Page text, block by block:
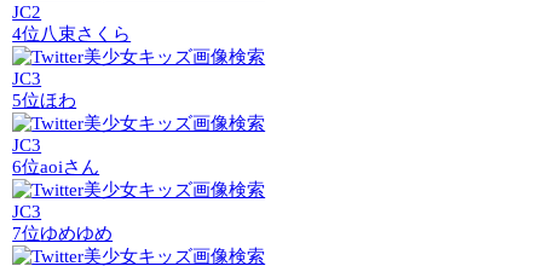
JC2
4位八束さくら
JC3
5位ほわ
JC3
6位aoiさん
JC3
7位ゆめゆめ